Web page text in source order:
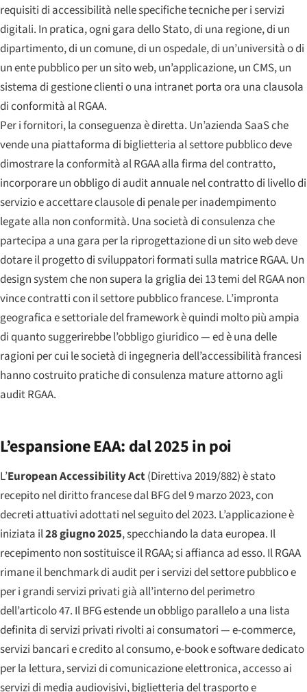
requisiti di accessibilità nelle specifiche tecniche per i servizi
digitali. In pratica, ogni gara dello Stato, di una regione, di un
dipartimento, di un comune, di un ospedale, di un’università o di
un ente pubblico per un sito web, un’applicazione, un CMS, un
sistema di gestione clienti o una intranet porta ora una clausola
di conformità al RGAA.
Per i fornitori, la conseguenza è diretta. Un’azienda SaaS che
vende una piattaforma di biglietteria al settore pubblico deve
dimostrare la conformità al RGAA alla firma del contratto,
incorporare un obbligo di audit annuale nel contratto di livello di
servizio e accettare clausole di penale per inadempimento
legate alla non conformità. Una società di consulenza che
partecipa a una gara per la riprogettazione di un sito web deve
dotare il progetto di sviluppatori formati sulla matrice RGAA. Un
design system che non supera la griglia dei 13 temi del RGAA non
vince contratti con il settore pubblico francese. L’impronta
geografica e settoriale del framework è quindi molto più ampia
di quanto suggerirebbe l’obbligo giuridico — ed è una delle
ragioni per cui le società di ingegneria dell’accessibilità francesi
hanno costruito pratiche di consulenza mature attorno agli
audit RGAA.
L’espansione EAA: dal 2025 in poi
L’European Accessibility Act(Direttiva 2019/882) è stato
recepito nel diritto francese dal BFG del 9 marzo 2023, con
decreti attuativi adottati nel seguito del 2023. L’applicazione è
iniziata il28 giugno 2025, specchiando la data europea. Il
recepimento non sostituisce il RGAA; si affianca ad esso. Il RGAA
rimane il benchmark di audit per i servizi del settore pubblico e
per i grandi servizi privati già all’interno del perimetro
dell’articolo 47. Il BFG estende un obbligo parallelo a una lista
definita di servizi privati rivolti ai consumatori — e-commerce,
servizi bancari e credito al consumo, e-book e software dedicato
per la lettura, servizi di comunicazione elettronica, accesso ai
servizi di media audiovisivi, biglietteria del trasporto e